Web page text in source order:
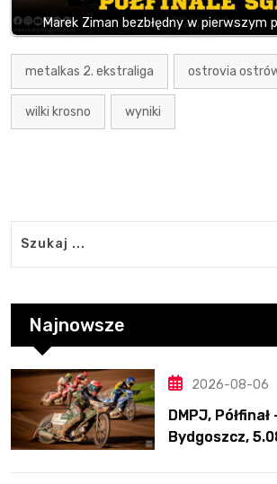
Marek Ziman bezbłędny w pierwszym
metalkas 2. ekstraliga ostrovia
wilki krosno wyniki
Najnowsze
2026-08-06
DMPJ,
Bydgoszcz,